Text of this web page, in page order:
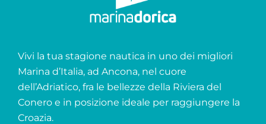
Vivi la tua stagione nautica in uno dei migliori
Marina d’Italia, ad Ancona, nel cuore
dell’Adriatico, fra le bellezze della Riviera del
Conero e in posizione ideale per raggiungere la
Croazia.